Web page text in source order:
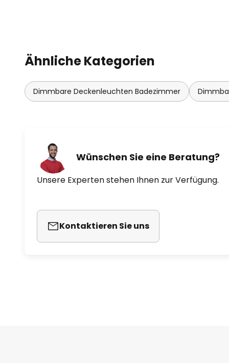
Ähnliche Kategorien
Dimmbare Deckenleuchten Badezimmer
Wünschen Sie eine Beratung?
Unsere Experten stehen Ihnen zur Verfügung.
Kontaktieren Sie uns